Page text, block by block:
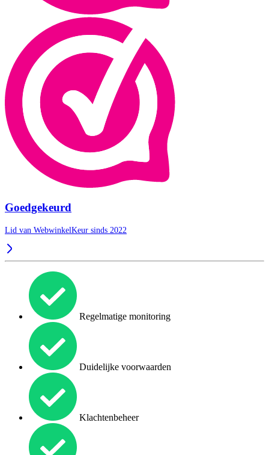
Goedgekeurd
Lid van WebwinkelKeur sinds 2022
Regelmatige monitoring
Duidelijke voorwaarden
Klachtenbeheer